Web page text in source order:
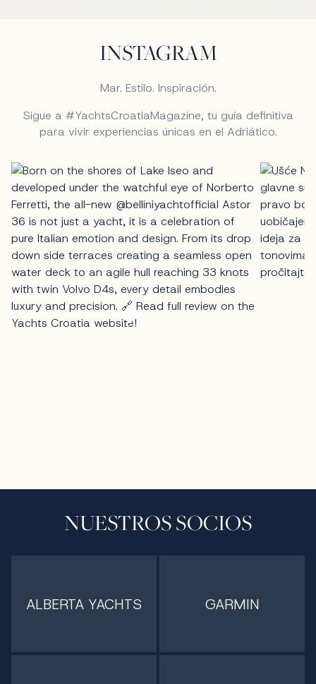
INSTAGRAM
Mar. Estilo. Inspiración.
Sigue a #YachtsCroatiaMagazine, tu guía definitiva
para vivir experiencias únicas en el Adriático.
NUESTROS SOCIOS
ALBERTA YACHTS GARMIN